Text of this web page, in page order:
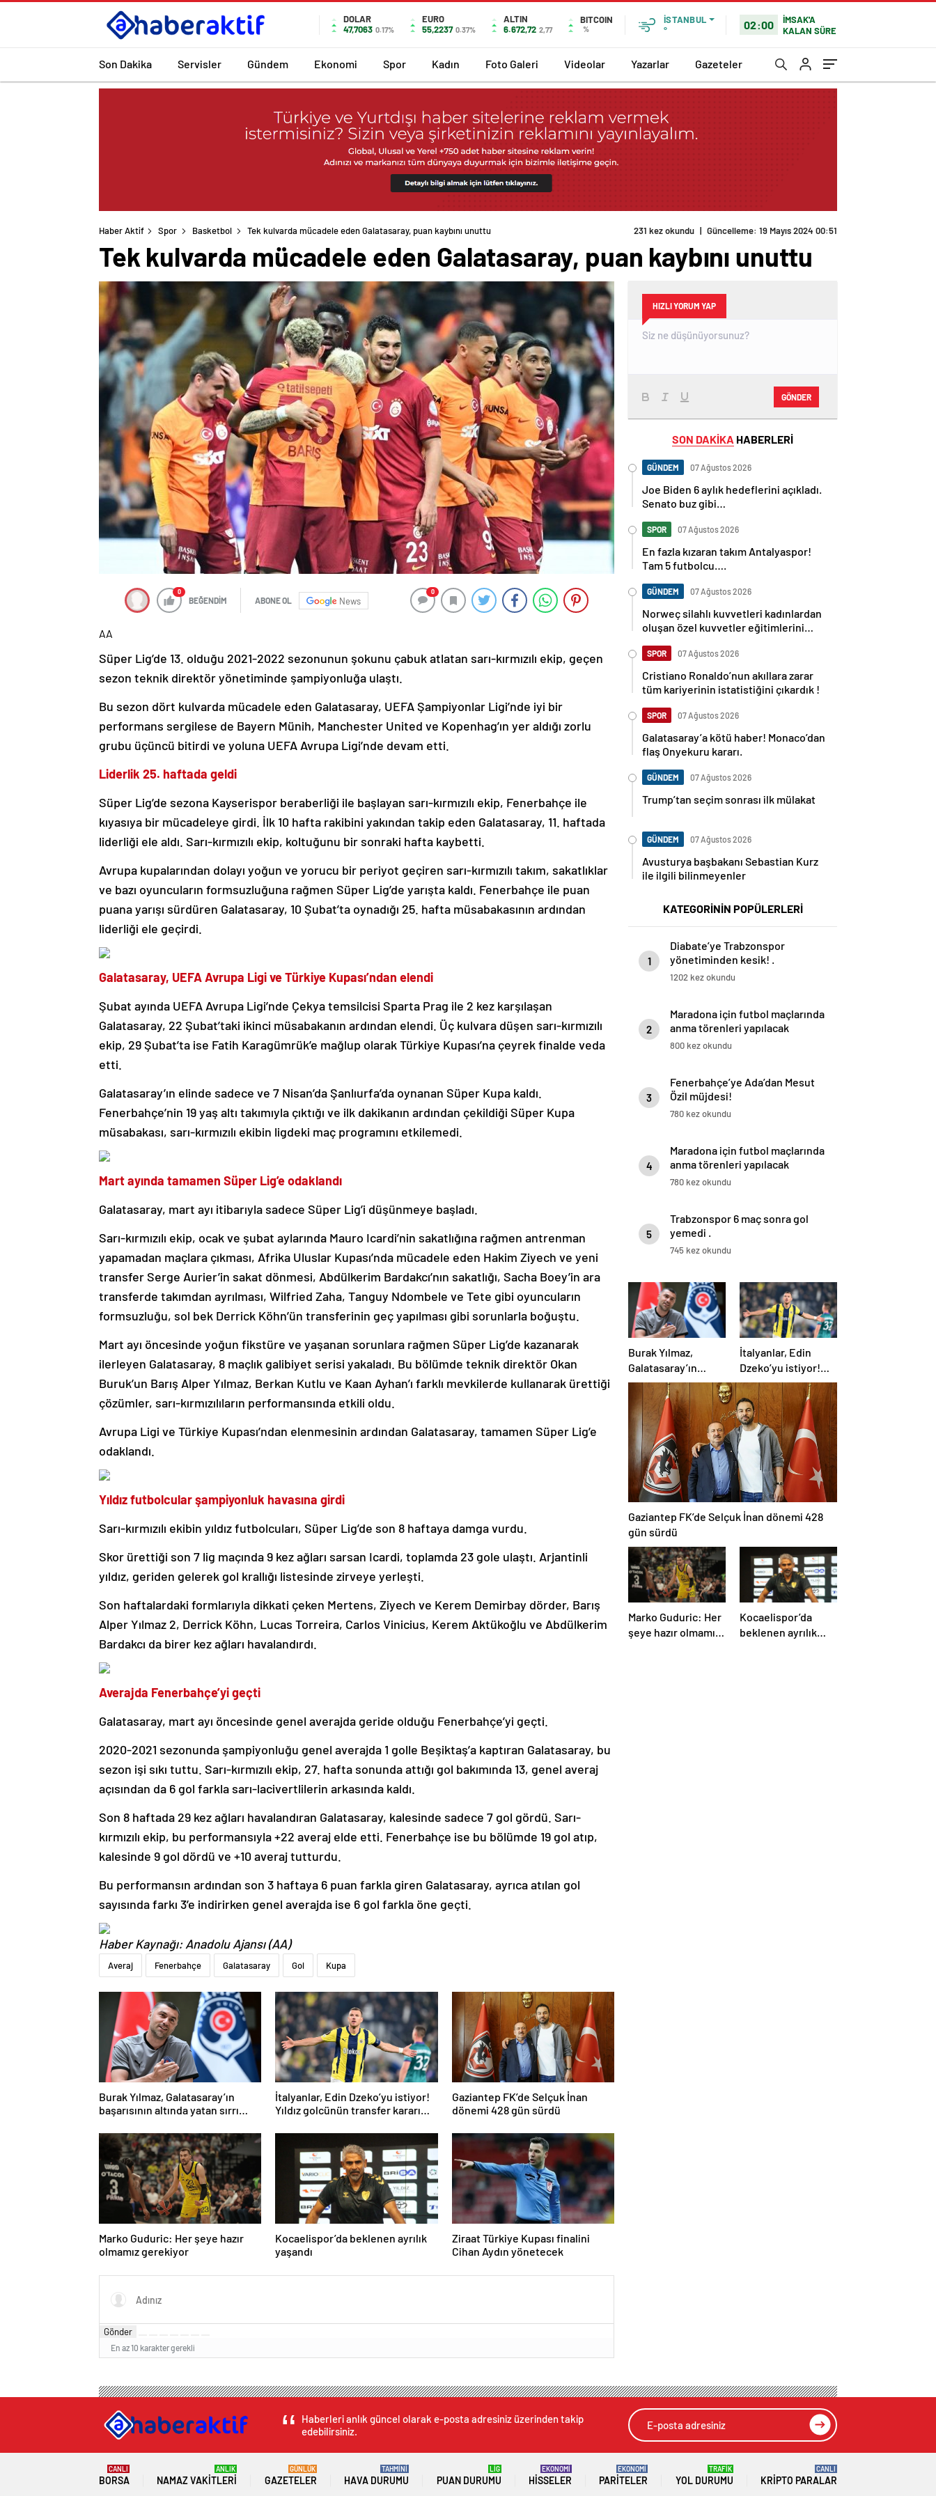
DOLAR
47,7063 0.17%
EURO
55,2237 0.37%
ALTIN
6.672,72 2,77
BITCOIN
%
İSTANBUL
°
02:00
İMSAK'A
KALAN SÜRE
Son Dakika Servisler Gündem Ekonomi Spor Kadın Foto Galeri Videolar Yazarlar Gazeteler
Haber Aktif Spor Basketbol Tek kulvarda mücadele eden Galatasaray, puan kaybını unuttu 231 kez okundu | Güncelleme: 19 Mayıs 2024 00:51
Tek kulvarda mücadele eden Galatasaray, puan kaybını unuttu
0
BEĞENDİM ABONE OL News
0
AA
Süper Lig’de 13. olduğu 2021-2022 sezonunun şokunu çabuk atlatan sarı-kırmızılı ekip, geçen
sezon teknik direktör yönetiminde şampiyonluğa ulaştı.
Bu sezon dört kulvarda mücadele eden Galatasaray, UEFA Şampiyonlar Ligi’nde iyi bir
performans sergilese de Bayern Münih, Manchester United ve Kopenhag’ın yer aldığı zorlu
grubu üçüncü bitirdi ve yoluna UEFA Avrupa Ligi’nde devam etti.
Liderlik 25. haftada geldi
Süper Lig’de sezona Kayserispor beraberliği ile başlayan sarı-kırmızılı ekip, Fenerbahçe ile
kıyasıya bir mücadeleye girdi. İlk 10 hafta rakibini yakından takip eden Galatasaray, 11. haftada
liderliği ele aldı. Sarı-kırmızılı ekip, koltuğunu bir sonraki hafta kaybetti.
Avrupa kupalarından dolayı yoğun ve yorucu bir periyot geçiren sarı-kırmızılı takım, sakatlıklar
ve bazı oyuncuların formsuzluğuna rağmen Süper Lig’de yarışta kaldı. Fenerbahçe ile puan
puana yarışı sürdüren Galatasaray, 10 Şubat’ta oynadığı 25. hafta müsabakasının ardından
liderliği ele geçirdi.
Galatasaray, UEFA Avrupa Ligi ve Türkiye Kupası’ndan elendi
Şubat ayında UEFA Avrupa Ligi’nde Çekya temsilcisi Sparta Prag ile 2 kez karşılaşan
Galatasaray, 22 Şubat’taki ikinci müsabakanın ardından elendi. Üç kulvara düşen sarı-kırmızılı
ekip, 29 Şubat’ta ise Fatih Karagümrük’e mağlup olarak Türkiye Kupası’na çeyrek finalde veda
etti.
Galatasaray’ın elinde sadece ve 7 Nisan’da Şanlıurfa’da oynanan Süper Kupa kaldı.
Fenerbahçe’nin 19 yaş altı takımıyla çıktığı ve ilk dakikanın ardından çekildiği Süper Kupa
müsabakası, sarı-kırmızılı ekibin ligdeki maç programını etkilemedi.
Mart ayında tamamen Süper Lig’e odaklandı
Galatasaray, mart ayı itibarıyla sadece Süper Lig’i düşünmeye başladı.
Sarı-kırmızılı ekip, ocak ve şubat aylarında Mauro Icardi’nin sakatlığına rağmen antrenman
yapamadan maçlara çıkması, Afrika Uluslar Kupası’nda mücadele eden Hakim Ziyech ve yeni
transfer Serge Aurier’in sakat dönmesi, Abdülkerim Bardakcı’nın sakatlığı, Sacha Boey’in ara
transferde takımdan ayrılması, Wilfried Zaha, Tanguy Ndombele ve Tete gibi oyuncuların
formsuzluğu, sol bek Derrick Köhn’ün transferinin geç yapılması gibi sorunlarla boğuştu.
Mart ayı öncesinde yoğun fikstüre ve yaşanan sorunlara rağmen Süper Lig’de kazanarak
ilerleyen Galatasaray, 8 maçlık galibiyet serisi yakaladı. Bu bölümde teknik direktör Okan
Buruk’un Barış Alper Yılmaz, Berkan Kutlu ve Kaan Ayhan’ı farklı mevkilerde kullanarak ürettiği
çözümler, sarı-kırmızılıların performansında etkili oldu.
Avrupa Ligi ve Türkiye Kupası’ndan elenmesinin ardından Galatasaray, tamamen Süper Lig’e
odaklandı.
Yıldız futbolcular şampiyonluk havasına girdi
Sarı-kırmızılı ekibin yıldız futbolcuları, Süper Lig’de son 8 haftaya damga vurdu.
Skor ürettiği son 7 lig maçında 9 kez ağları sarsan Icardi, toplamda 23 gole ulaştı. Arjantinli
yıldız, geriden gelerek gol krallığı listesinde zirveye yerleşti.
Son haftalardaki formlarıyla dikkati çeken Mertens, Ziyech ve Kerem Demirbay dörder, Barış
Alper Yılmaz 2, Derrick Köhn, Lucas Torreira, Carlos Vinicius, Kerem Aktükoğlu ve Abdülkerim
Bardakcı da birer kez ağları havalandırdı.
Averajda Fenerbahçe’yi geçti
Galatasaray, mart ayı öncesinde genel averajda geride olduğu Fenerbahçe’yi geçti.
2020-2021 sezonunda şampiyonluğu genel averajda 1 golle Beşiktaş’a kaptıran Galatasaray, bu
sezon işi sıkı tuttu. Sarı-kırmızılı ekip, 27. hafta sonunda attığı gol bakımında 13, genel averaj
açısından da 6 gol farkla sarı-lacivertlilerin arkasında kaldı.
Son 8 haftada 29 kez ağları havalandıran Galatasaray, kalesinde sadece 7 gol gördü. Sarı-
kırmızılı ekip, bu performansıyla +22 averaj elde etti. Fenerbahçe ise bu bölümde 19 gol atıp,
kalesinde 9 gol dördü ve +10 averaj tutturdu.
Bu performansın ardından son 3 haftaya 6 puan farkla giren Galatasaray, ayrıca atılan gol
sayısında farkı 3’e indirirken genel averajda ise 6 gol farkla öne geçti.
Haber Kaynağı: Anadolu Ajansı (AA)
Averaj Fenerbahçe Galatasaray Gol Kupa
Burak Yılmaz, Galatasaray’ın
başarısının altında yatan sırrı
İtalyanlar, Edin Dzeko’yu istiyor!
Yıldız golcünün transfer kararı
Gaziantep FK’de Selçuk İnan
dönemi 428 gün sürdü
Marko Guduric: Her şeye hazır
olmamız gerekiyor
Kocaelispor’da beklenen ayrılık
yaşandı
Ziraat Türkiye Kupası finalini
Cihan Aydın yönetecek
Gönder
En az 10 karakter gerekli
HIZLI YORUM YAP
GÖNDER
SON DAKİKA HABERLERİ
GÜNDEM 07 Ağustos 2026
Joe Biden 6 aylık hedeflerini açıkladı.
Senato buz gibi…
SPOR 07 Ağustos 2026
En fazla kızaran takım Antalyaspor!
Tam 5 futbolcu….
GÜNDEM 07 Ağustos 2026
Norweç silahlı kuvvetleri kadınlardan
oluşan özel kuvvetler eğitimlerini
SPOR 07 Ağustos 2026
Cristiano Ronaldo’nun akıllara zarar
tüm kariyerinin istatistiğini çıkardık !
SPOR 07 Ağustos 2026
Galatasaray’a kötü haber! Monaco’dan
flaş Onyekuru kararı.
GÜNDEM 07 Ağustos 2026
Trump’tan seçim sonrası ilk mülakat
GÜNDEM 07 Ağustos 2026
Avusturya başbakanı Sebastian Kurz
ile ilgili bilinmeyenler
KATEGORİNİN POPÜLERLERİ
1
Diabate’ye Trabzonspor
yönetiminden kesik! .
1202 kez okundu
2
Maradona için futbol maçlarında
anma törenleri yapılacak
800 kez okundu
3
Fenerbahçe’ye Ada’dan Mesut
Özil müjdesi!
780 kez okundu
4
Maradona için futbol maçlarında
anma törenleri yapılacak
780 kez okundu
5
Trabzonspor 6 maç sonra gol
yemedi .
745 kez okundu
Burak Yılmaz,
Galatasaray’ın
başarısının altında
yatan sırrı açıkladı
İtalyanlar, Edin
Dzeko’yu istiyor!
Yıldız golcünün
transfer kararı
şaşırttı…
Gaziantep FK’de Selçuk İnan dönemi 428
gün sürdü
Marko Guduric: Her
şeye hazır olmamız
Kocaelispor’da
beklenen ayrılık
Haberleri anlık güncel olarak e-posta adresiniz üzerinden takip
edebilirsiniz.
BORSA
CANLI
NAMAZ VAKITLERI
ANLIK
GAZETELER
GÜNLÜK
HAVA DURUMU
TAHMİNİ
PUAN DURUMU
LİG
HISSELER
EKONOMİ
PARITELER
EKONOMİ
YOL DURUMU
TRAFİK
KRIPTO PARALAR
CANLI